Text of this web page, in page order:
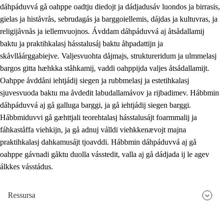
2.4 Oahppat oahppat
Doaresfágalasj tiemá
dáhpáduvvá gå oahppe oadtju diedojt ja dádjadusáv luondos ja birrasis,
gielas ja histåvrås, sebrudagás ja barggoiellemis, dájdas ja kultuvras, ja
religijåvnås ja iellemvuojnos. Ávddam dáhpáduvvá aj åtsådallamij
baktu ja praktihkalasj hásstalusáj baktu åhpadattijn ja
skåvllåárggabiejve. Valjesvuohta dåjmajs, struktureridum ja ulmmelasj
bargos gitta hæhkka ståhkamij, vaddi oahppijda valjes åtsådallamijt.
Oahppe åvddåni iehtjádij siegen ja rubbmelasj ja estetihkalasj
sjuvesvuoda baktu ma åvdedit labudallamávov ja rijbadimev. Hábbmin
dáhpáduvvá aj gå galluga barggi, ja gå iehtjádij siegen barggi.
Hábbmiduvvi gå gæhttjali teorehtalasj hásstalusájt foarmmalij ja
fáhkaståffa viehkijn, ja gå adnuj válldi viehkkenævojt majna
praktihkalasj dahkamusájt tjoavddi. Hábbmin dáhpáduvvá aj gå
oahppe gávnadi gåktu duolla vásstedit, valla aj gå dádjada ij le agev
álkkes vásstádus.
Ressursa